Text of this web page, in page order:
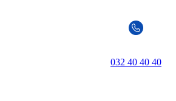
032 40 40 40